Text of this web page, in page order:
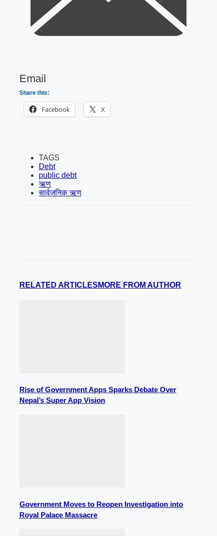
Email
Share this:
Facebook X
TAGS
Debt
public debt
ऋण
सार्वजनिक ऋण
RELATED ARTICLES MORE FROM AUTHOR
Rise of Government Apps Sparks Debate Over
Nepal’s Super App Vision
Government Moves to Reopen Investigation into
Royal Palace Massacre